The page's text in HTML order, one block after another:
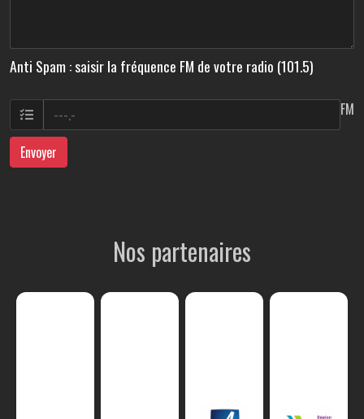
Anti Spam : saisir la fréquence FM de votre radio (101.5)
FM
Envoyer
Nos partenaires